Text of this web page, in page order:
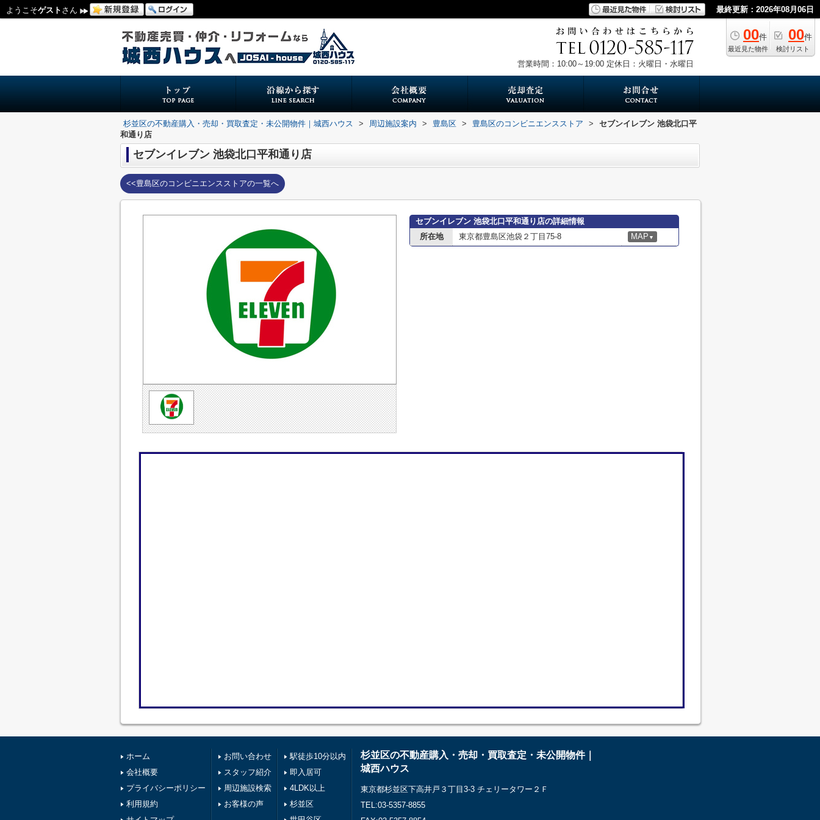
ようこそゲスト さん 最終更新：2026年08月06日
00件
最近見た物件
00件
検討リスト
営業時間：10:00～19:00 定休日：火曜日・水曜日
杉並区の不動産購入・売却・買取査定・未公開物件｜城西ハウス > 周辺施設案内 > 豊島区 > 豊島区のコンビニエンスストア >
セブンイレブン 池袋北口平
和通り店
セブンイレブン 池袋北口平和通り店
<<豊島区のコンビニエンスストアの一覧へ
セブンイレブン 池袋北口平和通り店の詳細情報
所在地
東京都豊島区池袋２丁目75-8 MAP ▼
ホーム
会社概要
プライバシーポリシー
利用規約
お問い合わせ
スタッフ紹介
周辺施設検索
お客様の声
駅徒歩10分以内
即入居可
4LDK以上
杉並区
杉並区の不動産購入・売却・買取査定・未公開物件｜
城西ハウス
東京都杉並区下高井戸３丁目3-3 チェリータワー２Ｆ
TEL:03-5357-8855